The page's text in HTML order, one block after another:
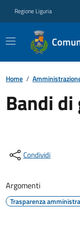
Regione Liguria
Home /
Bandi
Condividi
Argomenti
Trasparenza